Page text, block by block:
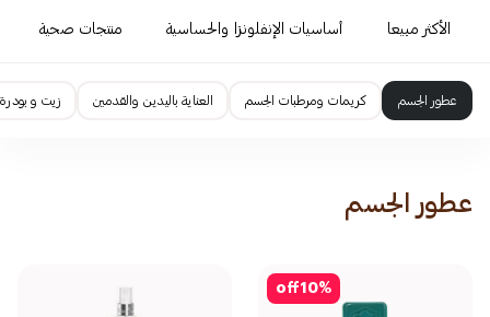
الأكثر مبيعا أساسيات الإنفلونزا والحساسية منتجات صحية
عطور الجسم كريمات ومرطبات الجسم العناية باليدين والقدمين زيت و
عطور الجسم
10%
off